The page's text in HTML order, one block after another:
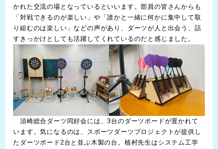
かれた交流の場となっているといいます。部員の皆さんからも
「対戦できるのが楽しい」や「誰かと一緒に何かに集中して取
り組むのは楽しい」などの声があり、ダーツが人と出会う、話
すきっかけとしても活躍してくれているのだと感じました。
須崎総合ダーツ同好会には、3台のダーツボードが置かれて
います。気になるのは、スポーツダーツプロジェクトが提供し
たダーツボード2台と並ぶ木製の台。植村先生はシステム工学